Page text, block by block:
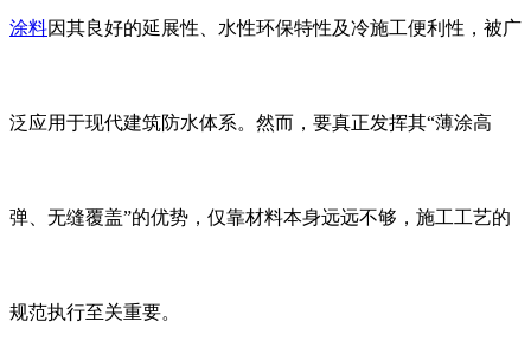
涂料因其良好的延展性、水性环保特性及冷施工便利性，被广
泛应用于现代建筑防水体系。然而，要真正发挥其“薄涂高
弹、无缝覆盖”的优势，仅靠材料本身远远不够，施工工艺的
规范执行至关重要。